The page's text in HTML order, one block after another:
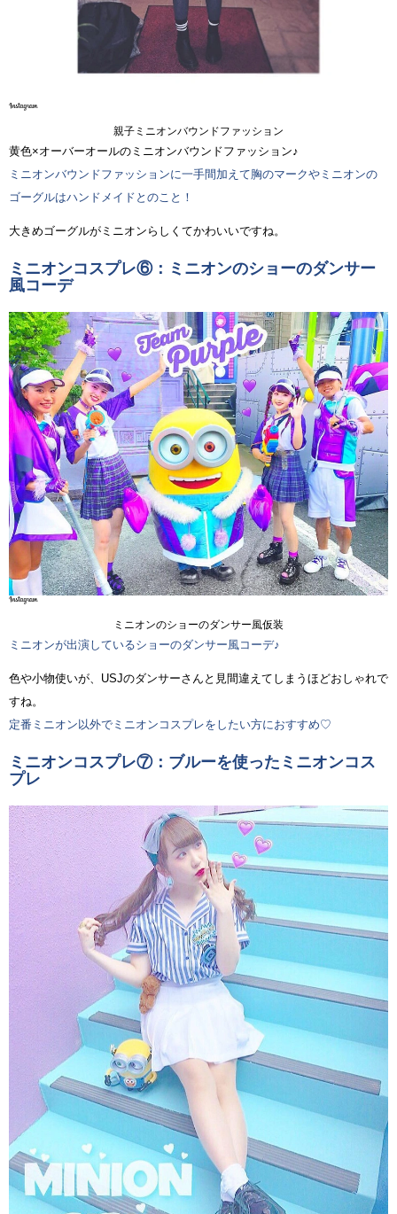
親子ミニオンバウンドファッション
黄色×オーバーオールのミニオンバウンドファッション♪
ミニオンバウンドファッションに一手間加えて胸のマークやミニオンの
ゴーグルはハンドメイドとのこと！
大きめゴーグルがミニオンらしくてかわいいですね。
ミニオンコスプレ⑥：ミニオンのショーのダンサー
風コーデ
ミニオンのショーのダンサー風仮装
ミニオンが出演しているショーのダンサー風コーデ♪
色や小物使いが、USJのダンサーさんと見間違えてしまうほどおしゃれで
すね。
定番ミニオン以外でミニオンコスプレをしたい方におすすめ♡
ミニオンコスプレ⑦：ブルーを使ったミニオンコス
プレ